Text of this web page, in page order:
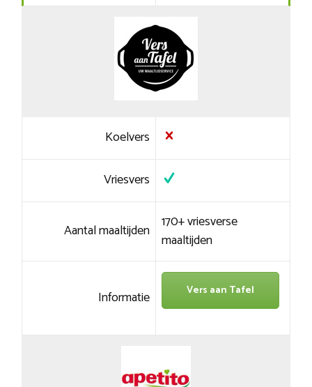
Koelvers
Vriesvers
Aantal maaltijden 170+ vriesverse
maaltijden
Informatie Vers aan Tafel